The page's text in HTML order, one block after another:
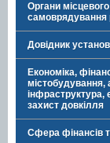
Органи місцевого
самоврядування
Довідник
Економіка,
містобудування,
інфраструктура,
захист довкілля
Сфера фінансів